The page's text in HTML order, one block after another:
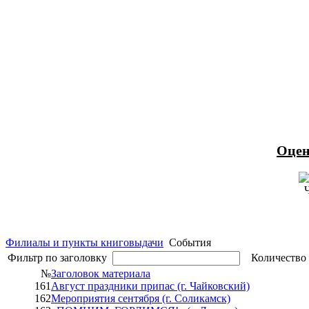
Филиалы и пункты книговыдачи События
Фильтр по заголовку
№Заголовок материала
161 Август праздники припас (г. Чайковский)
162Мероприятия сентября (г. Соликамск)